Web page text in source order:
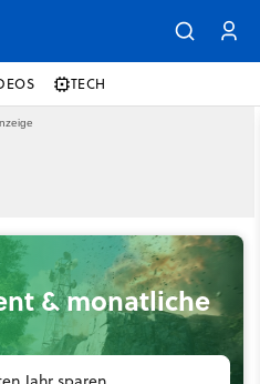
TECH
& monatliche